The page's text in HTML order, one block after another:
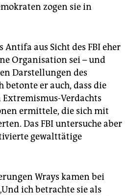
zogen sie in
Antifa aus Sicht des FBI eher
Organisation sei – und
Darstellungen des
betonte er auch, dass die
Extremismus-Verdachts
ermittele, die sich mit
Das FBI untersuche aber
gewalttätige
Wrays kamen bei
ich betrachte sie als